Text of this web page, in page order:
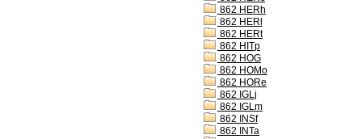
862 HERh
862 HERl
862 HERt
862 HITp
862 HOG
862 HOMo
862 HORe
862 IGLj
862 IGLm
862 INSf
862 INTa